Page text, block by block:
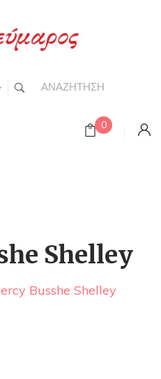
0
Shelley
Busshe Shelley